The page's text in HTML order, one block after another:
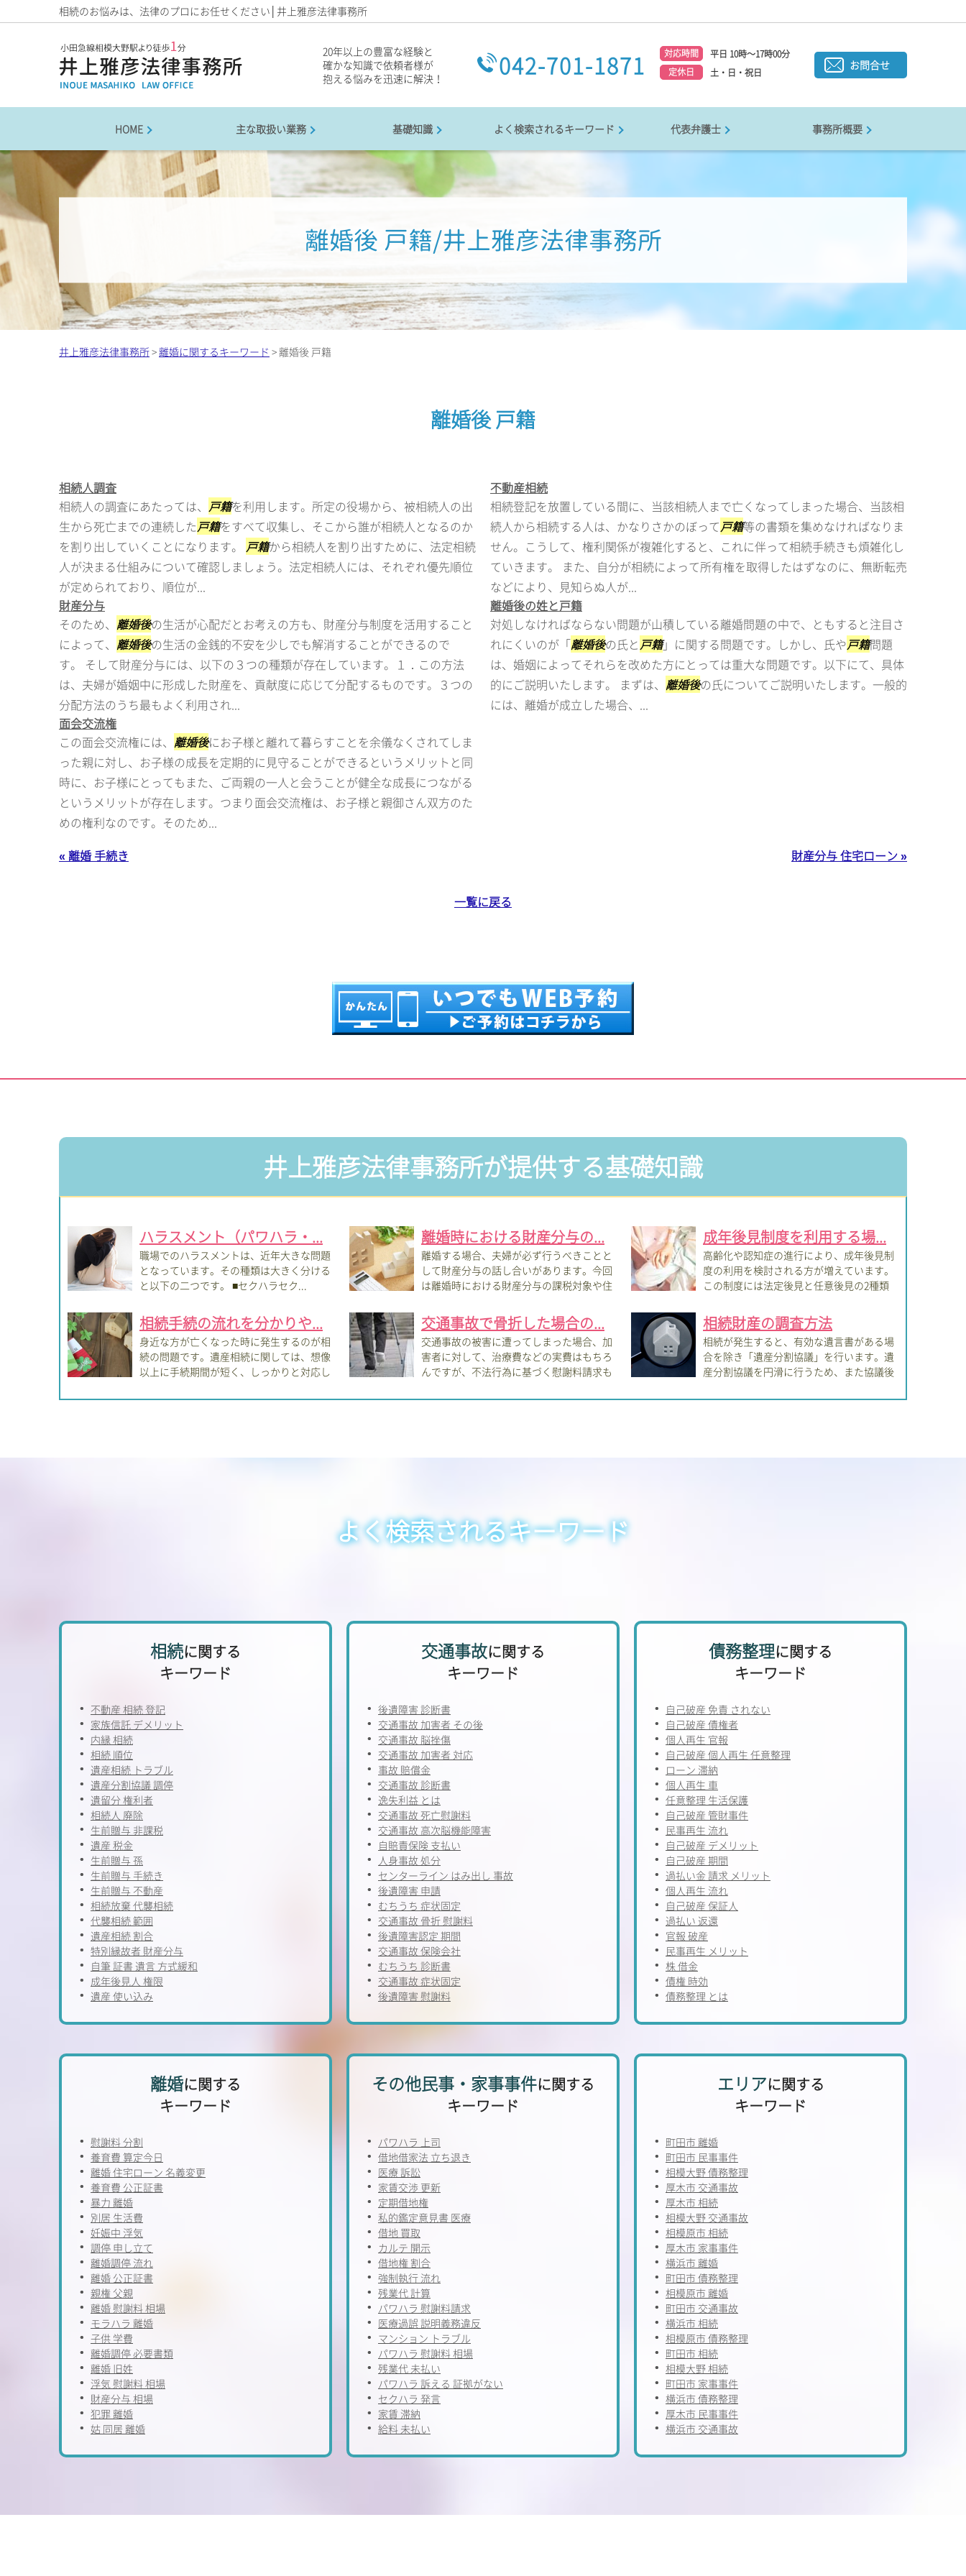
相続のお悩みは、法律のプロにお任せください│井上雅彦法律事務所
20年以上の豊富な経験と
確かな知識で依頼者様が
抱える悩みを迅速に解決！
042-701-1871 対応時間
平日 10時～17時00分
定休日
土・日・祝日
お問合せ
HOME 主な取扱い業務 基礎知識 よく検索されるキーワード 代表弁護士 事務所概要
離婚後 戸籍/井上雅彦法律事務所
井上雅彦法律事務所>離婚に関するキーワード > 離婚後 戸籍
離婚後 戸籍
相続人調査
相続人の調査にあたっては、 戸籍を利用します。所定の役場から、被相続人の出
生から死亡までの連続した戸籍をすべて収集し、そこから誰が相続人となるのか
を割り出していくことになります。 戸籍から相続人を割り出すために、法定相続
人が決まる仕組みについて確認しましょう。法定相続人には、それぞれ優先順位
が定められており、順位が...
不動産相続
相続登記を放置している間に、当該相続人まで亡くなってしまった場合、当該相
続人から相続する人は、かなりさかのぼって戸籍等の書類を集めなければなりま
せん。こうして、権利関係が複雑化すると、これに伴って相続手続きも煩雑化し
ていきます。 また、自分が相続によって所有権を取得したはずなのに、無断転売
などにより、見知らぬ人が...
財産分与
そのため、 離婚後の生活が心配だとお考えの方も、財産分与制度を活用すること
によって、 離婚後の生活の金銭的不安を少しでも解消することができるので
す。 そして財産分与には、以下の３つの種類が存在しています。１．この方法
は、夫婦が婚姻中に形成した財産を、貢献度に応じて分配するものです。３つの
分配方法のうち最もよく利用され...
離婚後の姓と戸籍
対処しなければならない問題が山積している離婚問題の中で、ともすると注目さ
れにくいのが「離婚後の氏と戸籍」に関する問題です。しかし、氏や戸籍問題
は、婚姻によってそれらを改めた方にとっては重大な問題です。以下にて、具体
的にご説明いたします。 まずは、 離婚後の氏についてご説明いたします。一般的
には、離婚が成立した場合、...
面会交流権
この面会交流権には、 離婚後にお子様と離れて暮らすことを余儀なくされてしま
った親に対し、お子様の成長を定期的に見守ることができるというメリットと同
時に、お子様にとってもまた、ご両親の一人と会うことが健全な成長につながる
というメリットが存在します。つまり面会交流権は、お子様と親御さん双方のた
めの権利なのです。そのため...
« 離婚 手続き
財産分与 住宅ローン »
一覧に戻る
井上雅彦法律事務所が提供する基礎知識
ハラスメント（パワハラ・...
職場でのハラスメントは、近年大きな問題
となっています。その種類は大きく分ける
と以下の二つです。 ■セクハラセク...
離婚時における財産分与の...
離婚する場合、夫婦が必ず行うべきことと
して財産分与の話し合いがあります。今回
は離婚時における財産分与の課税対象や住
成年後見制度を利用する場...
高齢化や認知症の進行により、成年後見制
度の利用を検討される方が増えています。
この制度には法定後見と任意後見の2種類
相続手続の流れを分かりや...
身近な方が亡くなった時に発生するのが相
続の問題です。遺産相続に関しては、想像
以上に手続期間が短く、しっかりと対応し
交通事故で骨折した場合の...
交通事故の被害に遭ってしまった場合、加
害者に対して、治療費などの実費はもちろ
んですが、不法行為に基づく慰謝料請求も
相続財産の調査方法
相続が発生すると、有効な遺言書がある場
合を除き「遺産分割協議」を行います。遺
産分割協議を円滑に行うため、また協議後
よく検索されるキーワード
相続に関する
キーワード
不動産 相続 登記
家族信託 デメリット
内縁 相続
相続 順位
遺産相続 トラブル
遺産分割協議 調停
遺留分 権利者
相続人 廃除
生前贈与 非課税
遺産 税金
生前贈与 孫
生前贈与 手続き
生前贈与 不動産
相続放棄 代襲相続
代襲相続 範囲
遺産相続 割合
特別縁故者 財産分与
自筆 証書 遺言 方式緩和
成年後見人 権限
遺産 使い込み
交通事故に関する
キーワード
後遺障害 診断書
交通事故 加害者 その後
交通事故 脳挫傷
交通事故 加害者 対応
事故 賠償金
交通事故 診断書
逸失利益 とは
交通事故 死亡慰謝料
交通事故 高次脳機能障害
自賠責保険 支払い
人身事故 処分
センターライン はみ出し 事故
後遺障害 申請
むちうち 症状固定
交通事故 骨折 慰謝料
後遺障害認定 期間
交通事故 保険会社
むちうち 診断書
交通事故 症状固定
後遺障害 慰謝料
債務整理に関する
キーワード
自己破産 免責 されない
自己破産 債権者
個人再生 官報
自己破産 個人再生 任意整理
ローン 滞納
個人再生 車
任意整理 生活保護
自己破産 管財事件
民事再生 流れ
自己破産 デメリット
自己破産 期間
過払い金 請求 メリット
個人再生 流れ
自己破産 保証人
過払い 返還
官報 破産
民事再生 メリット
株 借金
債権 時効
債務整理 とは
離婚に関する
キーワード
慰謝料 分割
養育費 算定今日
離婚 住宅ローン 名義変更
養育費 公正証書
暴力 離婚
別居 生活費
妊娠中 浮気
調停 申し立て
離婚調停 流れ
離婚 公正証書
親権 父親
離婚 慰謝料 相場
モラハラ 離婚
子供 学費
離婚調停 必要書類
離婚 旧姓
浮気 慰謝料 相場
財産分与 相場
犯罪 離婚
姑 同居 離婚
その他民事・家事事件に関する
キーワード
パワハラ 上司
借地借家法 立ち退き
医療 訴訟
家賃交渉 更新
定期借地権
私的鑑定意見書 医療
借地 買取
カルテ 開示
借地権 割合
強制執行 流れ
残業代 計算
パワハラ 慰謝料請求
医療過誤 説明義務違反
マンション トラブル
パワハラ 慰謝料 相場
残業代 未払い
パワハラ 訴える 証拠がない
セクハラ 発言
家賃 滞納
給料 未払い
エリアに関する
キーワード
町田市 離婚
町田市 民事事件
相模大野 債務整理
厚木市 交通事故
厚木市 相続
相模大野 交通事故
相模原市 相続
厚木市 家事事件
横浜市 離婚
町田市 債務整理
相模原市 離婚
町田市 交通事故
横浜市 相続
相模原市 債務整理
町田市 相続
相模大野 相続
町田市 家事事件
横浜市 債務整理
厚木市 民事事件
横浜市 交通事故